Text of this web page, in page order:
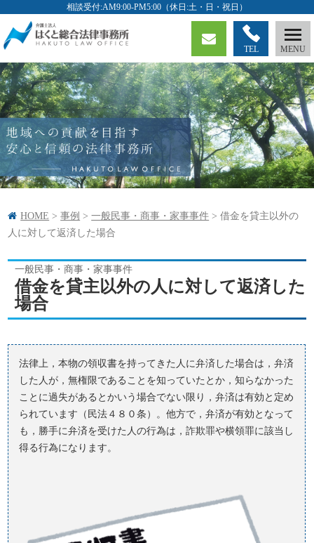
TEL
HOME >事例 >一般民事・商事・家事事件 >借金を貸主以外の
人に対して返済した場合
一般民事・商事・家事事件
借金を貸主以外の人に対して返済した
場合
法律上，本物の領収書を持ってきた人に弁済した場合は，弁済
した人が，無権限であることを知っていたとか，知らなかった
ことに過失があるとかいう場合でない限り，弁済は有効と定め
られています（民法４８０条）。他方で，弁済が有効となって
も，勝手に弁済を受けた人の行為は，詐欺罪や横領罪に該当し
得る行為になります。